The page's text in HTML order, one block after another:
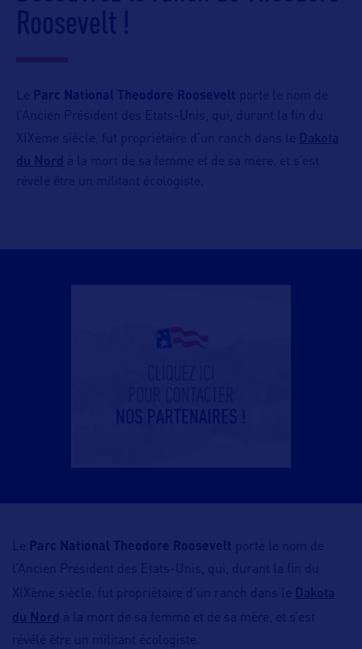
Roosevelt !
Le Parc National Theodore Roosevelt
porte le nom de
l’Ancien Président des Etats-Unis, qui, durant la fin du
XIXème siècle, fut propriétaire d’un ranch dans le Dakota
du Nord à la mort de sa femme et de sa mère, et s’est
révélé être un militant écologiste.
Le Parc National Theodore Roosevelt
porte le nom de
l’Ancien Président des Etats-Unis, qui, durant la fin du
XIXème siècle, fut propriétaire d’un ranch dans le Dakota
du Nord à la mort de sa femme et de sa mère, et s’est
révélé être un militant écologiste.